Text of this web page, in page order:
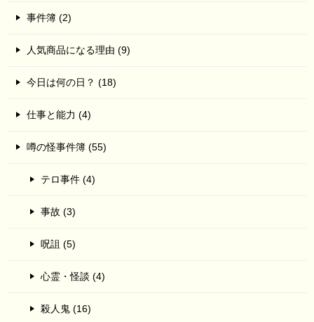
事件簿 (2)
人気商品になる理由 (9)
今日は何の日？ (18)
仕事と能力 (4)
噂の怪事件簿 (55)
テロ事件 (4)
事故 (3)
呪詛 (5)
心霊・怪談 (4)
殺人鬼 (16)